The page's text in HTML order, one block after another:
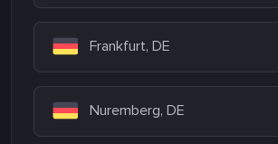
Frankfurt, DE
Nuremberg, DE